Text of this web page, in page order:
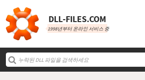
DLL‑FILES.COM
1998년부터 온라인 서비스 중